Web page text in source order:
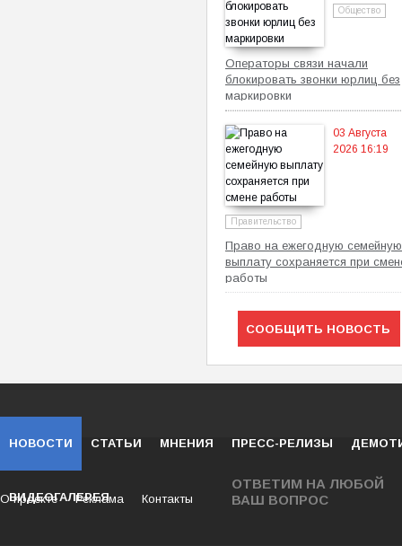
Общество
Операторы связи начали
блокировать звонки юрлиц без
маркировки
03 Августа
2026 16:19
Правительство
Право на ежегодную семейную
выплату сохраняется при
работы
СООБЩИТЬ НОВОСТЬ
НОВОСТИ СТАТЬИ МНЕНИЯ ПРЕСС-РЕЛИЗЫ
ВИДЕОГАЛЕРЕЯ
ОТВЕТИМ НА ЛЮБОЙ
ВАШ ВОПРОС
О проекте Реклама Контакты